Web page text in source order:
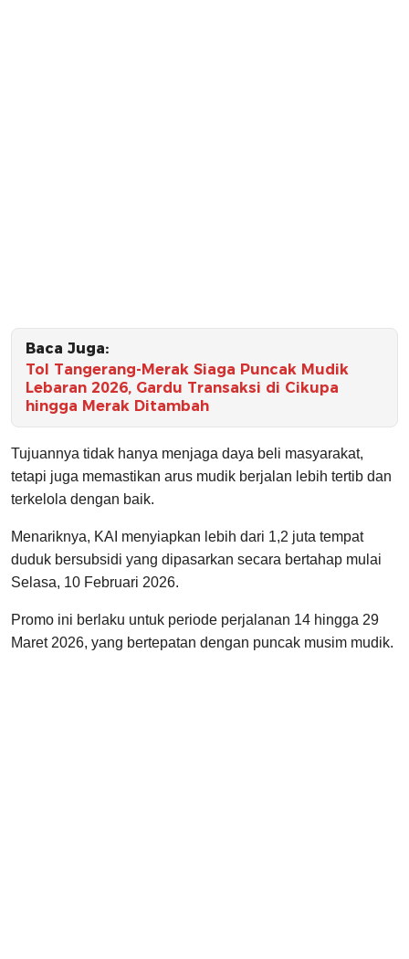
Baca Juga:
Tol Tangerang-Merak Siaga Puncak Mudik
Lebaran 2026, Gardu Transaksi di Cikupa
hingga Merak Ditambah
Tujuannya tidak hanya menjaga daya beli masyarakat,
tetapi juga memastikan arus mudik berjalan lebih tertib dan
terkelola dengan baik.
Menariknya, KAI menyiapkan lebih dari 1,2 juta tempat
duduk bersubsidi yang dipasarkan secara bertahap mulai
Selasa, 10 Februari 2026.
Promo ini berlaku untuk periode perjalanan 14 hingga 29
Maret 2026, yang bertepatan dengan puncak musim mudik.